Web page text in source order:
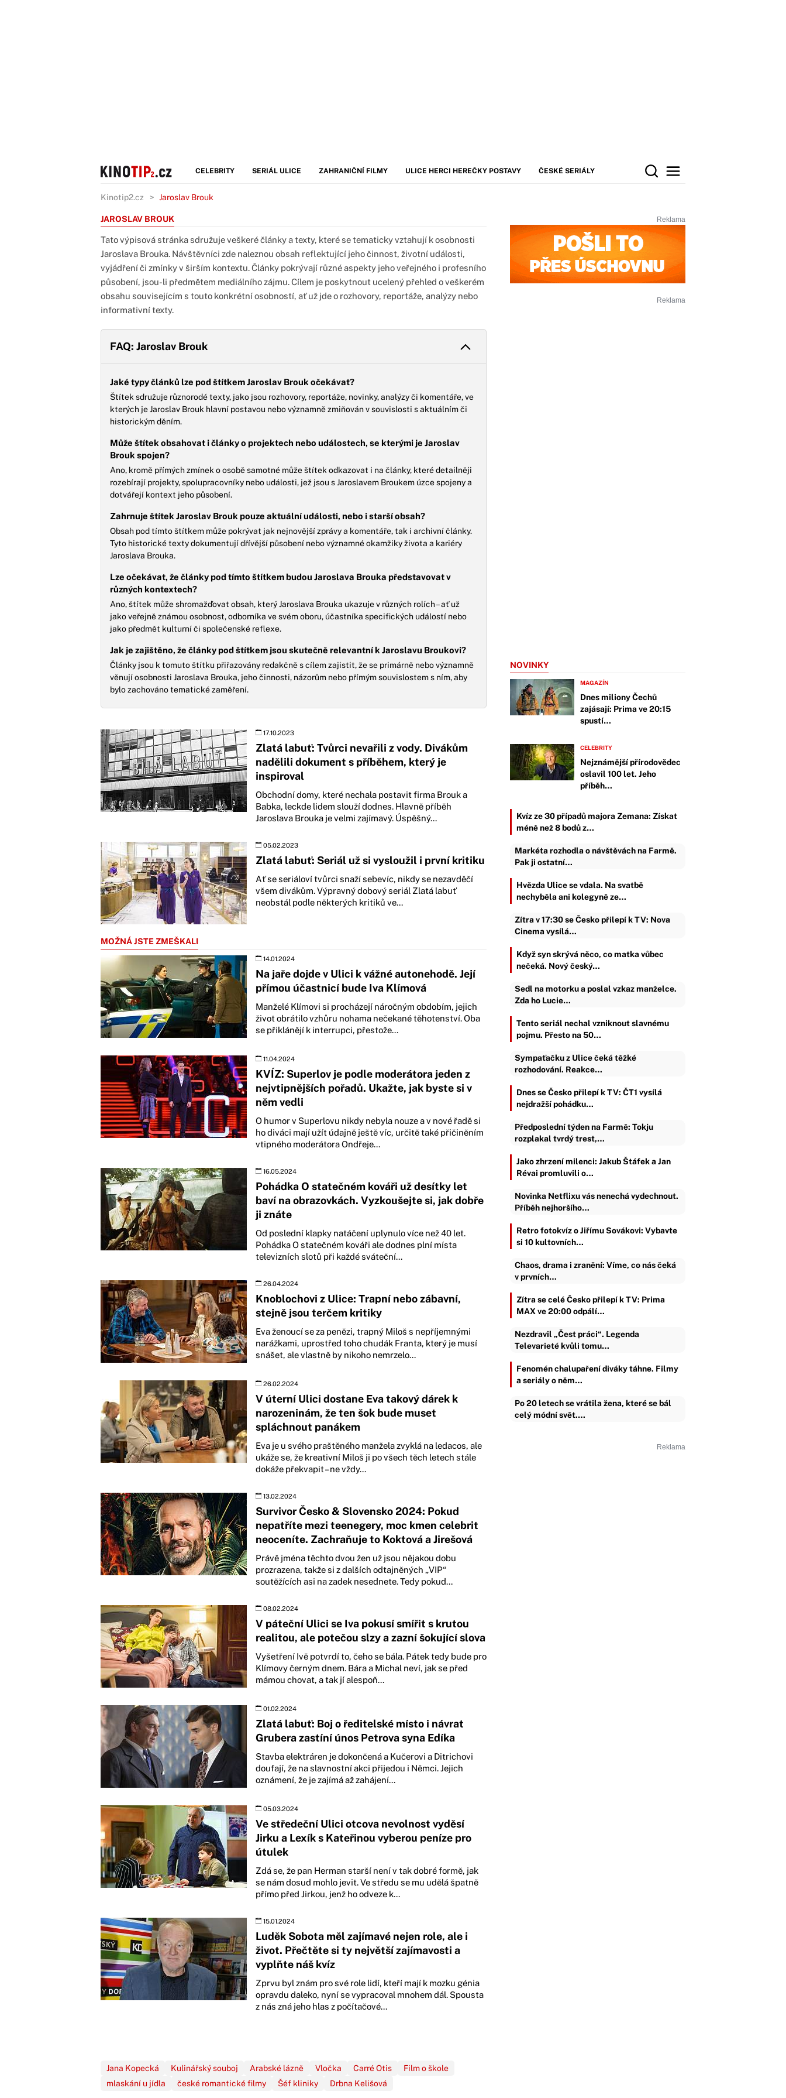
CELEBRITY SERIÁL ULICE ZAHRANIČNÍ FILMY ULICE HERCI HEREČKY POSTAVY ČESKÉ SERIÁLY
Kinotip2.cz Jaroslav Brouk
JAROSLAV BROUK
Tato výpisová stránka sdružuje veškeré články a texty, které se tematicky vztahují k osobnosti
Jaroslava Brouka. Návštěvníci zde naleznou obsah reflektující jeho činnost, životní události,
vyjádření či zmínky v širším kontextu. Články pokrývají různé aspekty jeho veřejného i profesního
působení, jsou-li předmětem mediálního zájmu. Cílem je poskytnout ucelený přehled o veškerém
obsahu souvisejícím s touto konkrétní osobností, ať už jde o rozhovory, reportáže, analýzy nebo
informativní texty.
FAQ: Jaroslav Brouk
Jaké typy článků lze pod štítkem Jaroslav Brouk očekávat?
Štítek sdružuje různorodé texty, jako jsou rozhovory, reportáže, novinky, analýzy či komentáře, ve
kterých je Jaroslav Brouk hlavní postavou nebo významně zmiňován v souvislosti s aktuálním či
historickým děním.
Může štítek obsahovat i články o projektech nebo událostech, se kterými je Jaroslav
Brouk spojen?
Ano, kromě přímých zmínek o osobě samotné může štítek odkazovat i na články, které detailněji
rozebírají projekty, spolupracovníky nebo události, jež jsou s Jaroslavem Broukem úzce spojeny a
dotvářejí kontext jeho působení.
Zahrnuje štítek Jaroslav Brouk pouze aktuální události, nebo i starší obsah?
Obsah pod tímto štítkem může pokrývat jak nejnovější zprávy a komentáře, tak i archivní články.
Tyto historické texty dokumentují dřívější působení nebo významné okamžiky života a kariéry
Jaroslava Brouka.
Lze očekávat, že články pod tímto štítkem budou Jaroslava Brouka představovat v
různých kontextech?
Ano, štítek může shromažďovat obsah, který Jaroslava Brouka ukazuje v různých rolích – ať už
jako veřejně známou osobnost, odborníka ve svém oboru, účastníka specifických událostí nebo
jako předmět kulturní či společenské reflexe.
Jak je zajištěno, že články pod štítkem jsou skutečně relevantní k Jaroslavu Broukovi?
Články jsou k tomuto štítku přiřazovány redakčně s cílem zajistit, že se primárně nebo významně
věnují osobnosti Jaroslava Brouka, jeho činnosti, názorům nebo přímým souvislostem s ním, aby
bylo zachováno tematické zaměření.
17.10.2023
Zlatá labuť: Tvůrci nevařili z vody. Divákům
nadělili dokument s příběhem, který je
inspiroval
Obchodní domy, které nechala postavit firma Brouk a
Babka, leckde lidem slouží dodnes. Hlavně příběh
Jaroslava Brouka je velmi zajímavý. Úspěšný...
05.02.2023
Zlatá labuť: Seriál už si vysloužil i první kritiku
Ať se seriáloví tvůrci snaží sebevíc, nikdy se nezavděčí
všem divákům. Výpravný dobový seriál Zlatá labuť
neobstál podle některých kritiků ve...
MOŽNÁ JSTE ZMEŠKALI
14.01.2024
Na jaře dojde v Ulici k vážné autonehodě. Její
přímou účastnicí bude Iva Klímová
Manželé Klímovi si procházejí náročným obdobím, jejich
život obrátilo vzhůru nohama nečekané těhotenství. Oba
se přiklánějí k interrupci, přestože...
11.04.2024
KVÍZ: Superlov je podle moderátora jeden z
nejvtipnějších pořadů. Ukažte, jak byste si v
něm vedli
O humor v Superlovu nikdy nebyla nouze a v nové řadě si
ho diváci mají užít údajně ještě víc, určitě také přičiněním
vtipného moderátora Ondřeje...
16.05.2024
Pohádka O statečném kováři už desítky let
baví na obrazovkách. Vyzkoušejte si, jak dobře
ji znáte
Od poslední klapky natáčení uplynulo více než 40 let.
Pohádka O statečném kováři ale dodnes plní místa
televizních slotů při každé sváteční...
26.04.2024
Knoblochovi z Ulice: Trapní nebo zábavní,
stejně jsou terčem kritiky
Eva ženoucí se za penězi, trapný Miloš s nepříjemnými
narážkami, uprostřed toho chudák Franta, který je musí
snášet, ale vlastně by nikoho nemrzelo...
26.02.2024
V úterní Ulici dostane Eva takový dárek k
narozeninám, že ten šok bude muset
spláchnout panákem
Eva je u svého praštěného manžela zvyklá na ledacos, ale
ukáže se, že kreativní Miloš ji po všech těch letech stále
dokáže překvapit – ne vždy...
13.02.2024
Survivor Česko & Slovensko 2024: Pokud
nepatříte mezi teenegery, moc kmen celebrit
neoceníte. Zachraňuje to Koktová a Jirešová
Právě jména těchto dvou žen už jsou nějakou dobu
prozrazena, takže si z dalších odtajněných „VIP“
soutěžících asi na zadek nesednete. Tedy pokud...
08.02.2024
V páteční Ulici se Iva pokusí smířit s krutou
realitou, ale potečou slzy a zazní šokující slova
Vyšetření Ivě potvrdí to, čeho se bála. Pátek tedy bude pro
Klímovy černým dnem. Bára a Michal neví, jak se před
mámou chovat, a tak jí alespoň...
01.02.2024
Zlatá labuť: Boj o ředitelské místo i návrat
Grubera zastíní únos Petrova syna Edíka
Stavba elektráren je dokončená a Kučerovi a Ditrichovi
doufají, že na slavnostní akci přijedou i Němci. Jejich
oznámení, že je zajímá až zahájení...
05.03.2024
Ve středeční Ulici otcova nevolnost vyděsí
Jirku a Lexík s Kateřinou vyberou peníze pro
útulek
Zdá se, že pan Herman starší není v tak dobré formě, jak
se nám dosud mohlo jevit. Ve středu se mu udělá špatně
přímo před Jirkou, jenž ho odveze k...
15.01.2024
Luděk Sobota měl zajímavé nejen role, ale i
život. Přečtěte si ty největší zajímavosti a
vyplňte náš kvíz
Zprvu byl znám pro své role lidí, kteří mají k mozku génia
opravdu daleko, nyní se vypracoval mnohem dál. Spousta
z nás zná jeho hlas z počítačové...
Jana Kopecká Kulinářský souboj Arabské lázně Vločka Carré Otis
Film o škole
mlaskání u jídla
české romantické filmy Šéf kliniky Drbna Kelišová
NOVINKY
MAGAZÍN
Dnes miliony Čechů
zajásají: Prima ve 20:15
spustí…
CELEBRITY
Nejznámější přírodovědec
oslavil 100 let. Jeho
příběh…
Kvíz ze 30 případů majora Zemana: Získat
méně než 8 bodů z…
Markéta rozhodla o návštěvách na Farmě.
Pak ji ostatní…
Hvězda Ulice se vdala. Na svatbě
nechyběla ani kolegyně ze…
Zítra v 17:30 se Česko přilepí k TV: Nova
Cinema vysílá…
Když syn skrývá něco, co matka vůbec
nečeká. Nový český…
Sedl na motorku a poslal vzkaz manželce.
Zda ho Lucie…
Tento seriál nechal vzniknout slavnému
pojmu. Přesto na 50…
Sympaťačku z Ulice čeká těžké
rozhodování. Reakce…
Dnes se Česko přilepí k TV: ČT1 vysílá
nejdražší pohádku…
Předposlední týden na Farmě: Tokju
rozplakal tvrdý trest,…
Jako zhrzení milenci: Jakub Štáfek a Jan
Révai promluvili o…
Novinka Netflixu vás nenechá vydechnout.
Příběh nejhoršího…
Retro fotokvíz o Jiřímu Sovákovi: Vybavte
si 10 kultovních…
Chaos, drama i zranění: Víme, co nás čeká
v prvních…
Zítra se celé Česko přilepí k TV: Prima
MAX ve 20:00 odpálí…
Nezdravil „Čest práci“. Legenda
Televarieté kvůli tomu…
Fenomén chalupaření diváky táhne. Filmy
a seriály o něm…
Po 20 letech se vrátila žena, které se bál
celý módní svět.…